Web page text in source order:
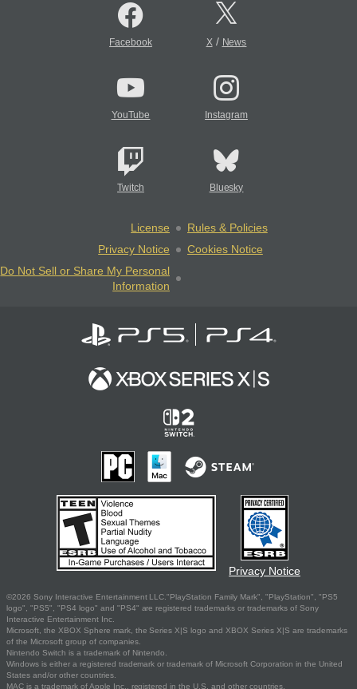
Facebook X/ News
YouTube Instagram
Twitch Bluesky
License
Rules & Policies
Privacy Notice
Cookies Notice
Do Not Sell or Share My Personal
Information
Privacy Notice
©2026 Sony Interactive Entertainment LLC."PlayStation Family Mark", "PlayStation", "PS5
logo", "PS5", "PS4 logo" and "PS4" are registered trademarks or trademarks of Sony
Interactive Entertainment Inc.
Microsoft, the XBOX Sphere mark, the Series X|S logo and XBOX Series X|S are trademarks
of the Microsoft group of companies.
Nintendo Switch is a trademark of Nintendo.
Windows is either a registered trademark or trademark of Microsoft Corporation in the United
States and/or other countries.
MAC is a trademark of Apple Inc., registered in the U.S. and other countries.